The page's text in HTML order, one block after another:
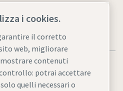
i cookies.
il corretto
web, migliorare
contenuti
potrai accettare
quelli necessari o